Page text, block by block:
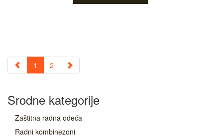
1 2
Srodne kategorije
Zaštitna radna odeća
Radni kombinezoni